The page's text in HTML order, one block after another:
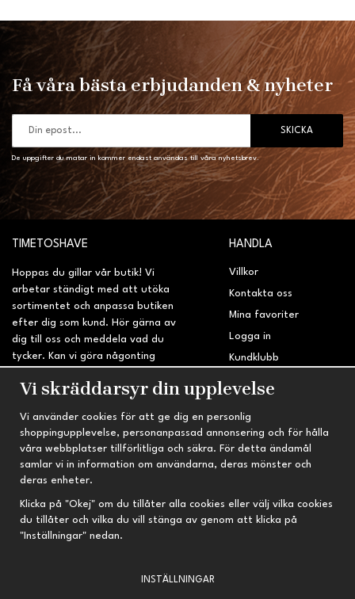
Få våra bästa erbjudanden & nyheter
SKICKA
De uppgifter du matar in kommer endast användas till våra nyhetsbrev.
TIMETOSHAVE
Hoppas du gillar vår butik! Vi
arbetar ständigt med att utöka
sortimentet och anpassa butiken
efter dig som kund. Hör gärna av
dig till oss och meddela vad du
tycker. Kan vi göra någonting
sidan?
HANDLA
Villkor
Kontakta oss
Mina favoriter
Logga in
Kundklubb
Retur & Reklamation
INFORMATION
Om oss
Nyheter
Nyhetsbrev
Om cookies
Prenumeration
TRYGG HANDEL
Fri frakt vid köp över 695 kr
Kvalitetsprodukter till kanonpris
Vi skräddarsyr din upplevelse
Vi använder cookies för att ge dig en personlig
shoppingupplevelse, personanpassad annonsering och för hålla
våra webbplatser tillförlitliga och säkra. För detta ändamål
samlar vi in information om användarna, deras mönster och
deras enheter.
Klicka på "Okej" om du tillåter alla cookies eller välj vilka cookies
du tillåter och vilka du vill stänga av genom att klicka på
"Inställningar" nedan.
INSTÄLLNINGAR